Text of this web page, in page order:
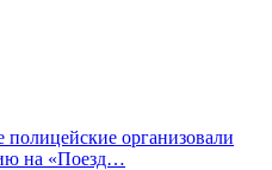
полицейские организовали
на «Поезд…